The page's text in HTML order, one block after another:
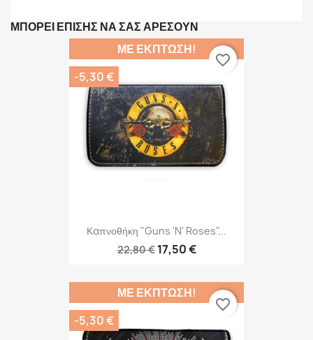
ΜΠΟΡΕΊ ΕΠΊΣΗΣ ΝΑ ΣΑΣ ΑΡΈΣΟΥΝ
Καπνοθήκη "Guns 'N' Roses"...
22,80 € 17,50 €
ΜΕ ΈΚΠΤΩΣΗ!
-5,30 €
favorite_border
ΜΕ ΈΚΠΤΩΣΗ!
-5,30 €
favorite_border